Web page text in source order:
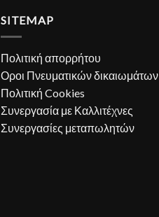
SITEMAP
Πολιτική απορρήτου
Οροι Πνευματικών δικαιωμάτων
Πολιτική Cookies
Συνεργασία με Καλλιτέχνες
Συνεργασίες μεταπωλητών